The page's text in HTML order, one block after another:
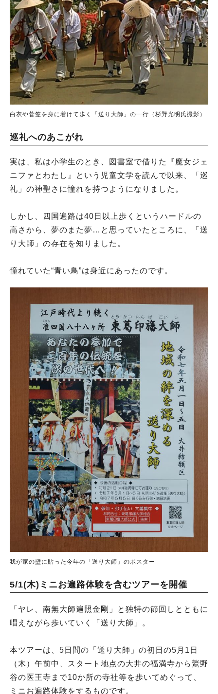
白衣や菅笠を身に着けて歩く「送り大師」の一行（杉野光明氏撮影）
巡礼へのあこがれ
実は、私は小学生のとき、図書室で借りた『魔女ジェ
ニファとわたし』という児童文学を読んで以来、「巡
礼」の神聖さに憧れを持つようになりました。
しかし、四国遍路は40日以上歩くというハードルの
高さから、夢のまた夢…と思っていたところに、「送
り大師」の存在を知りました。
憧れていた“青い鳥”は身近にあったのです。
我が家の壁に貼った今年の「送り大師」のポスター
5/1(木)ミニお遍路体験を含むツアーを開催
「ヤレ、南無大師遍照金剛」と独特の節回しとともに
唱えながら歩いていく「送り大師」。
本ツアーは、5日間の「送り大師」の初日の5月1日
（木）午前中、スタート地点の大井の福満寺から鷲野
谷の医王寺まで10か所の寺社等を歩いてめぐって、
ミニお遍路体験をするものです。